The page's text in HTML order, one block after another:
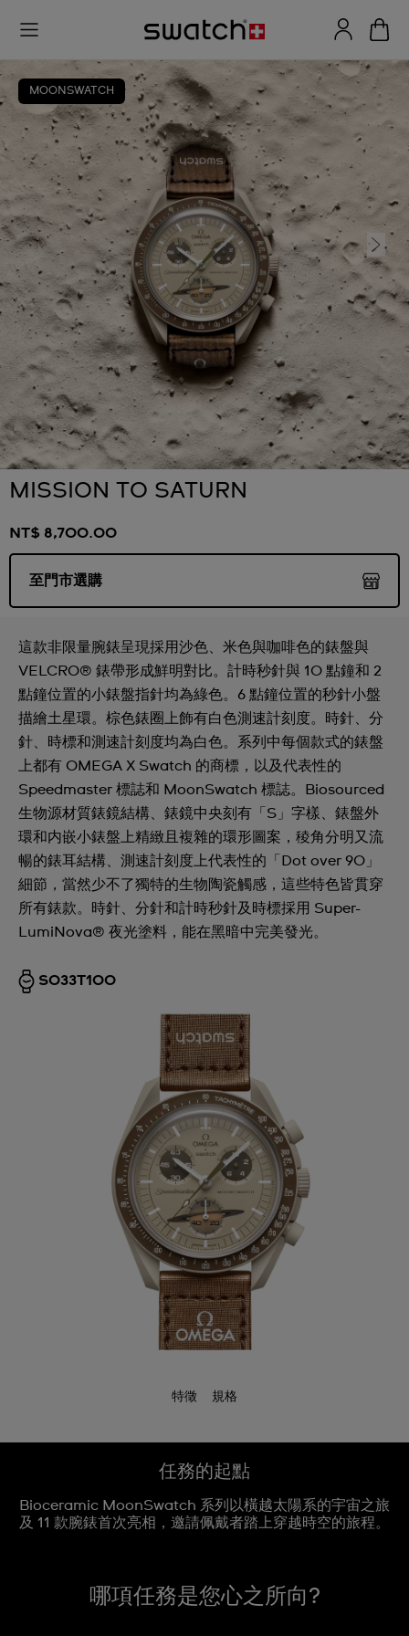
MOONSWATCH
MISSION TO SATURN
NT$ 8,700.00
至門市選購
這款非限量腕錶呈現採用沙色、米色與咖啡色的錶盤與
VELCRO® 錶帶形成鮮明對比。計時秒針與 10 點鐘和 2
點鐘位置的小錶盤指針均為綠色。6 點鐘位置的秒針小盤
描繪土星環。棕色錶圈上飾有白色測速計刻度。時針、分
針、時標和測速計刻度均為白色。系列中每個款式的錶盤
上都有 OMEGA X Swatch 的商標，以及代表性的
Speedmaster 標誌和 MoonSwatch 標誌。Biosourced
生物源材質錶鏡結構、錶鏡中央刻有「S」字樣、錶盤外
環和内嵌小錶盤上精緻且複雜的環形圖案，稜角分明又流
暢的錶耳結構、測速計刻度上代表性的「Dot over 90」
細節，當然少不了獨特的生物陶瓷觸感，這些特色皆貫穿
所有錶款。時針、分針和計時秒針及時標採用 Super-
LumiNova® 夜光塗料，能在黑暗中完美發光。
SO33T100
特徵 規格
任務的起點
Bioceramic MoonSwatch 系列以橫越太陽系的宇宙之旅
及 11 款腕錶首次亮相，邀請佩戴者踏上穿越時空的旅程。
哪項任務是您心之所向?